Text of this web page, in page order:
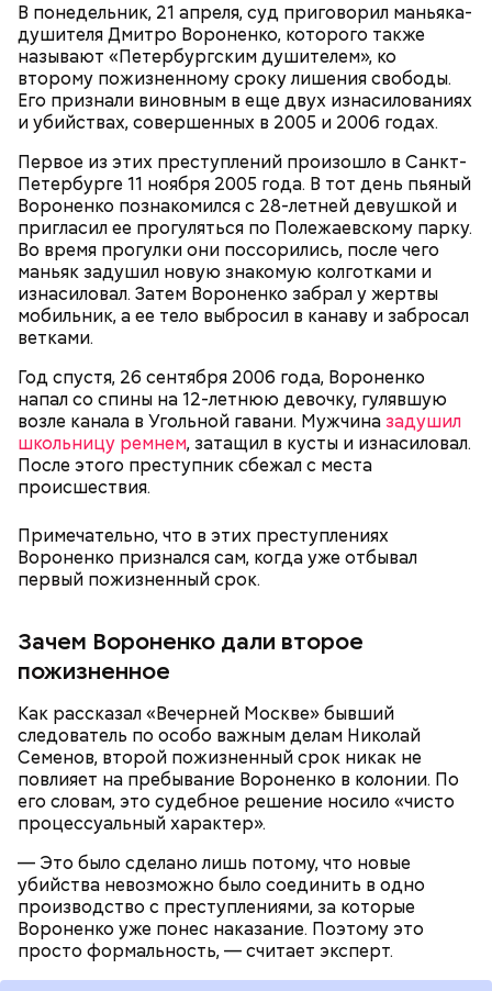
В понедельник, 21 апреля, суд приговорил маньяка-
душителя Дмитро Вороненко, которого также
называют «Петербургским душителем», ко
второму пожизненному сроку лишения свободы.
Его признали виновным в еще двух изнасилованиях
и убийствах, совершенных в 2005 и 2006 годах.
Первое из этих преступлений произошло в Санкт-
Петербурге 11 ноября 2005 года. В тот день пьяный
Вороненко познакомился с 28-летней девушкой и
пригласил ее прогуляться по Полежаевскому парку.
Во время прогулки они поссорились, после чего
маньяк задушил новую знакомую колготками и
изнасиловал. Затем Вороненко забрал у жертвы
мобильник, а ее тело выбросил в канаву и забросал
ветками.
Год спустя, 26 сентября 2006 года, Вороненко
напал со спины на 12-летнюю девочку, гулявшую
возле канала в Угольной гавани. Мужчиназадушил
школьницу ремнем, затащил в кусты и изнасиловал.
После этого преступник сбежал с места
происшествия.
Примечательно, что в этих преступлениях
Вороненко признался сам, когда уже отбывал
первый пожизненный срок.
Зачем Вороненко дали второе
пожизненное
Как рассказал «Вечерней Москве» бывший
следователь по особо важным делам Николай
Семенов, второй пожизненный срок никак не
повлияет на пребывание Вороненко в колонии. По
его словам, это судебное решение носило «чисто
процессуальный характер».
— Это было сделано лишь потому, что новые
убийства невозможно было соединить в одно
производство с преступлениями, за которые
Вороненко уже понес наказание. Поэтому это
просто формальность, — считает эксперт.
Миссюра родился в 1999 году. Окончил Московский
автомобильно-дорожный государственный
технический университет, после получения
диплома жил с матерью и отчимом, подрабатывал
репетитором по математике.
Фото: Пресс-служба ГСУ СК по Московской области
В детстве Миссюра был тихим ребенком, что не
нравилось отчиму, который постоянно ругал
ребенка за робость и нерешительность. Мужчина
даже водил мальчика к старцам и нанимал для него
«духовных наставников », один из которых был
родом из Греции и не знал русского языка. Еще
отчиму не нравились девушки Миссюры, он считал
их «людьми не его уровня». Со своей последней
пожениться и завести детей.
Позднее Миссюра рассказывал, что травил отчима
из мести, но не планировал его убивать. Теперь же
подозреваемый уверен, что мужчина напрямую
влияет на ход расследования с помощью денег и
связей, препятствует общению пасынка с матерью.